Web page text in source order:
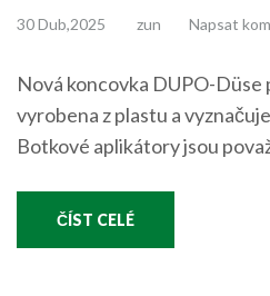
30 Dub,2025 zun Napsat
Nová koncovka DUPO-
vyrobena z plastu a
Botkové aplikátory jsou
ČÍST CELÉ